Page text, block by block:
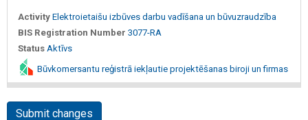
Activity Elektroietaišu izbūves darbu vadīšana un būvuzraudzība
BIS Registration Number 3077-RA
Status Aktīvs
Būvkomersantu reģistrā iekļautie projektēšanas biroji un firmas
Submit changes